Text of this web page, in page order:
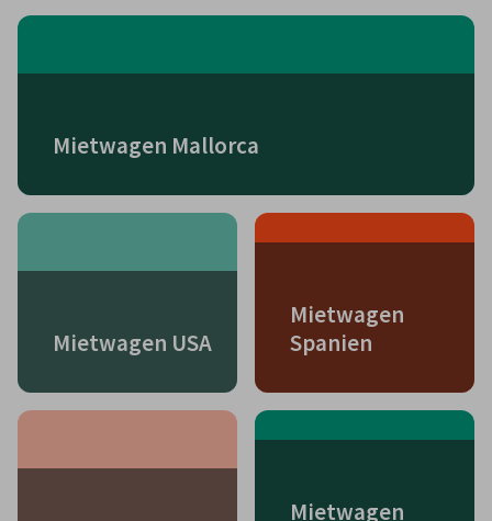
Mietwagen Mallorca
Mietwagen USA
Mietwagen
Spanien
Mietwagen